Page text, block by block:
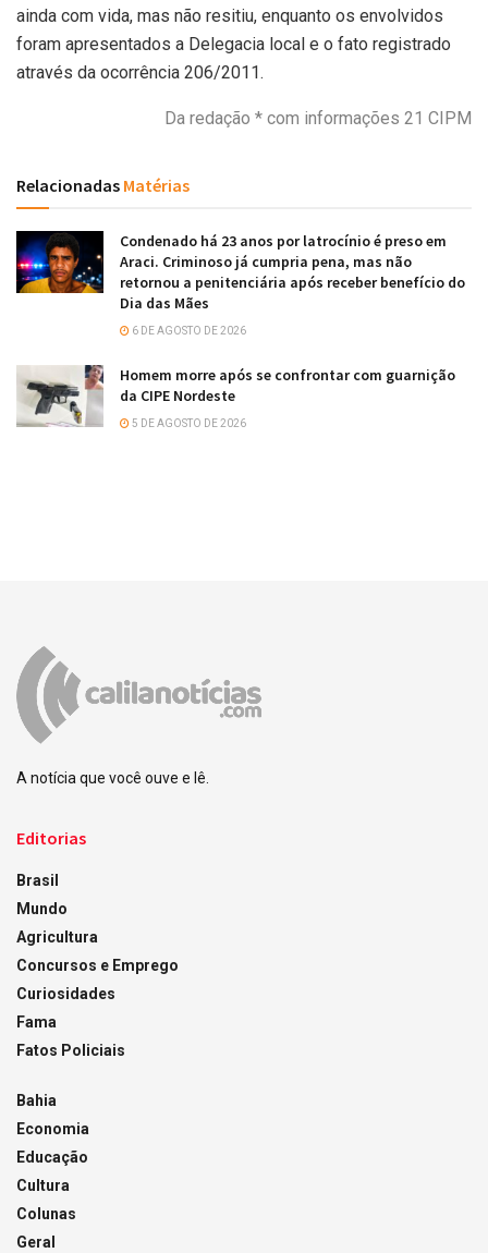
ainda com vida, mas não resitiu, enquanto os envolvidos
foram apresentados a Delegacia local e o fato registrado
através da ocorrência 206/2011.
Da redação * com informações 21 CIPM
Relacionadas Matérias
Condenado há 23 anos por latrocínio é preso em
Araci. Criminoso já cumpria pena, mas não
retornou a penitenciária após receber benefício do
Dia das Mães
6 DE AGOSTO DE 2026
Homem morre após se confrontar com guarnição
da CIPE Nordeste
5 DE AGOSTO DE 2026
A notícia que você ouve e lê.
Editorias
Brasil
Mundo
Agricultura
Concursos e Emprego
Curiosidades
Fama
Fatos Policiais
Bahia
Economia
Educação
Cultura
Colunas
Geral